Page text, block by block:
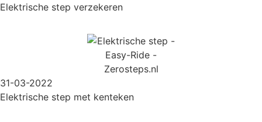
Elektrische step verzekeren
31-03-2022
Elektrische step met kenteken